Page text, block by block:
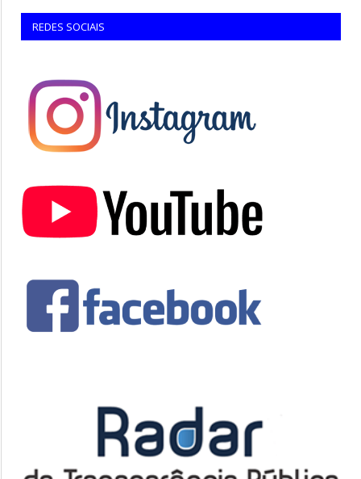
REDES SOCIAIS